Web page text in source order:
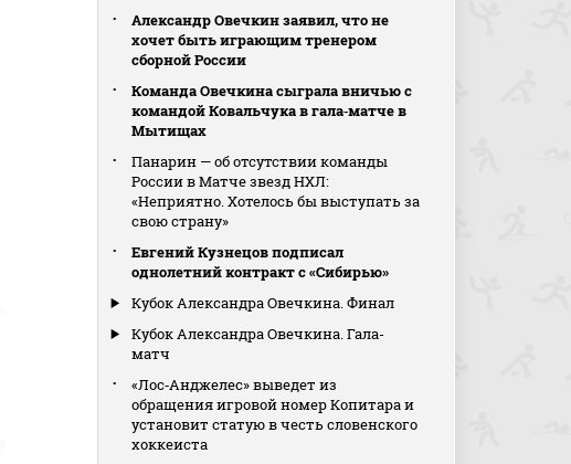
Александр Овечкин заявил, что не
хочет быть играющим тренером
сборной России
Команда Овечкина сыграла вничью с
командой Ковальчука в гала‑матче в
Мытищах
Панарин — об отсутствии команды
России в Матче звезд НХЛ:
«Неприятно. Хотелось бы выступать за
свою страну»
Евгений Кузнецов подписал
однолетний контракт с «Сибирью»
Кубок Александра Овечкина. Финал
Кубок Александра Овечкина. Гала-
матч
«Лос‑Анджелес» выведет из
обращения игровой номер Копитара и
установит статую в честь словенского
хоккеиста